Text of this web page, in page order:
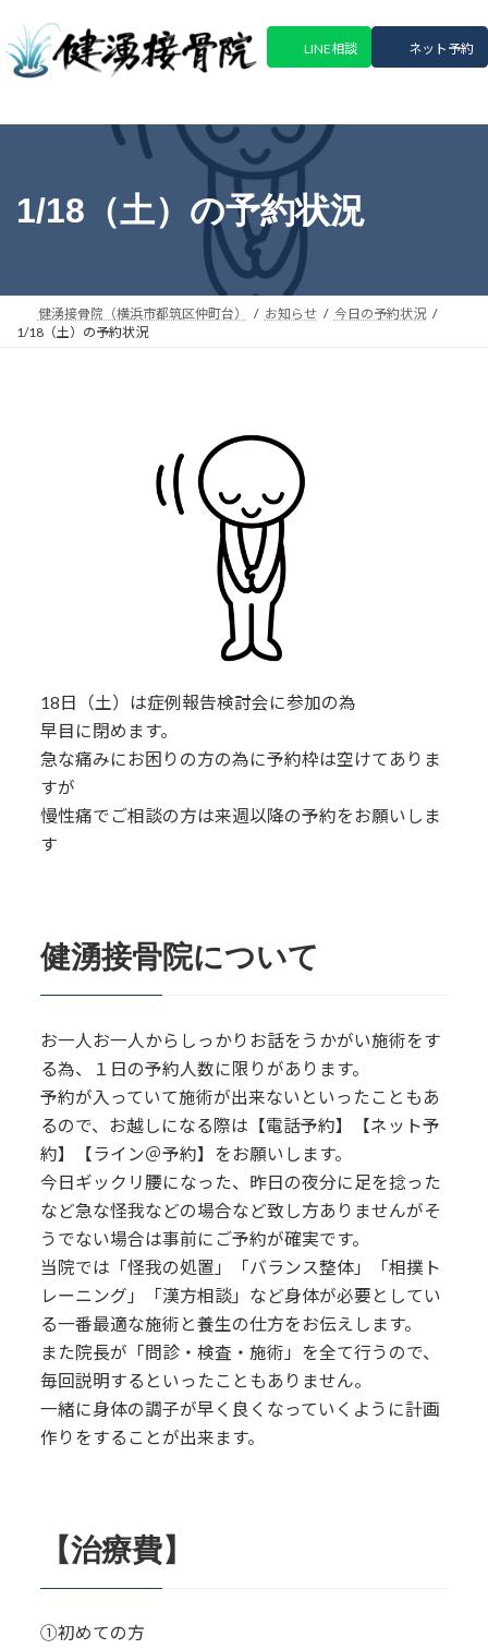
テ
ゲ
LINE相談 ネット予約
1/18（土）の予約状況
健湧接骨院（横浜市都筑区仲町台） お知らせ
今日の予約状況
1/18（土）の予約状況
18日（土）は症例報告検討会に参加の為
早目に閉めます。
急な痛みにお困りの方の為に予約枠は空けてありま
すが
慢性痛でご相談の方は来週以降の予約をお願いしま
す
健湧接骨院について
お一人お一人からしっかりお話をうかがい施術をす
る為、１日の予約人数に限りがあります。
予約が入っていて施術が出来ないといったこともあ
るので、お越しになる際は【電話予約】【ネット予
約】【ライン＠予約】をお願いします。
今日ギックリ腰になった、昨日の夜分に足を捻った
など急な怪我などの場合など致し方ありませんがそ
うでない場合は事前にご予約が確実です。
当院では「怪我の処置」「バランス整体」「相撲ト
レーニング」「漢方相談」など身体が必要としてい
る一番最適な施術と養生の仕方をお伝えします。
また院長が「問診・検査・施術」を全て行うので、
毎回説明するといったこともありません。
一緒に身体の調子が早く良くなっていくように計画
作りをすることが出来ます。
【治療費】
①初めての方